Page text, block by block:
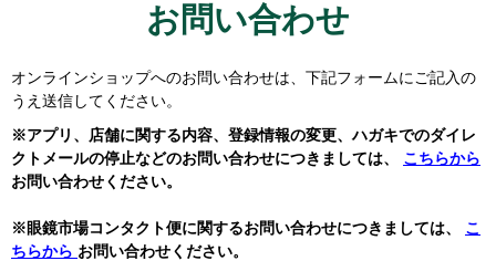
お問い合わせ
オンラインショップへのお問い合わせは、下記フォームにご記入の
うえ送信してください。
※アプリ、店舗に関する内容、登録情報の変更、ハガキでのダイレ
クトメールの停止などのお問い合わせにつきましては、 こちらから
お問い合わせください。
※眼鏡市場コンタクト便に関するお問い合わせにつきましては、 こ
ちらから お問い合わせください。